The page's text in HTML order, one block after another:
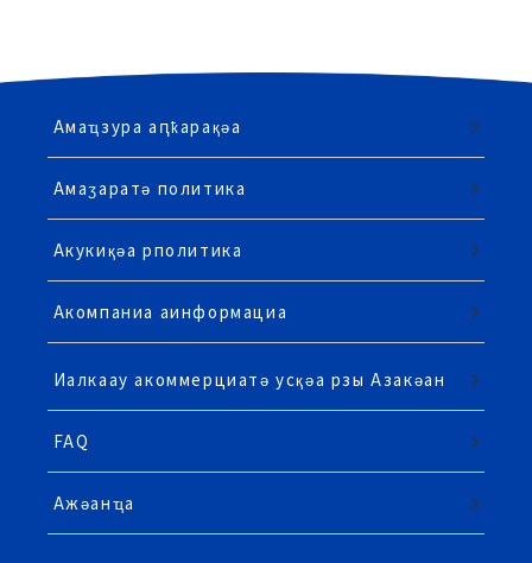
Амаҵзура аԥҟарақәа
Амаӡаратә политика
Акукиқәа рполитика
Акомпаниа аинформациа
Иалкаау акоммерциатә усқәа рзы Азакәан
FAQ
Ажәанҵа